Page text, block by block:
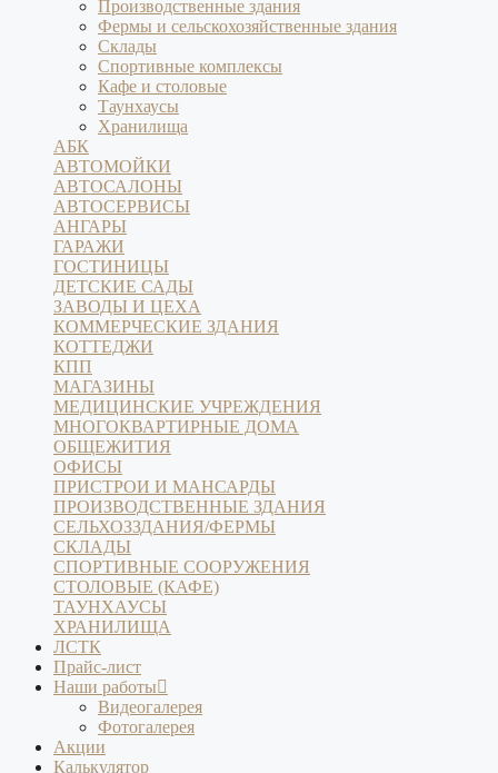
Производственные здания
Фермы и сельскохозяйственные здания
Склады
Спортивные комплексы
Кафе и столовые
Таунхаусы
Хранилища
АБК
АВТОМОЙКИ
АВТОСАЛОНЫ
АВТОСЕРВИСЫ
АНГАРЫ
ГАРАЖИ
ГОСТИНИЦЫ
ДЕТСКИЕ САДЫ
ЗАВОДЫ И ЦЕХА
КОММЕРЧЕСКИЕ ЗДАНИЯ
КОТТЕДЖИ
КПП
МАГАЗИНЫ
МЕДИЦИНСКИЕ УЧРЕЖДЕНИЯ
МНОГОКВАРТИРНЫЕ ДОМА
ОБЩЕЖИТИЯ
ОФИСЫ
ПРИСТРОИ И МАНСАРДЫ
ПРОИЗВОДСТВЕННЫЕ ЗДАНИЯ
СЕЛЬХОЗЗДАНИЯ/ФЕРМЫ
СКЛАДЫ
СПОРТИВНЫЕ СООРУЖЕНИЯ
СТОЛОВЫЕ (КАФЕ)
ТАУНХАУСЫ
ХРАНИЛИЩА
ЛСТК
Прайс-лист
Наши работы
Видеогалерея
Фотогалерея
Акции
Калькулятор